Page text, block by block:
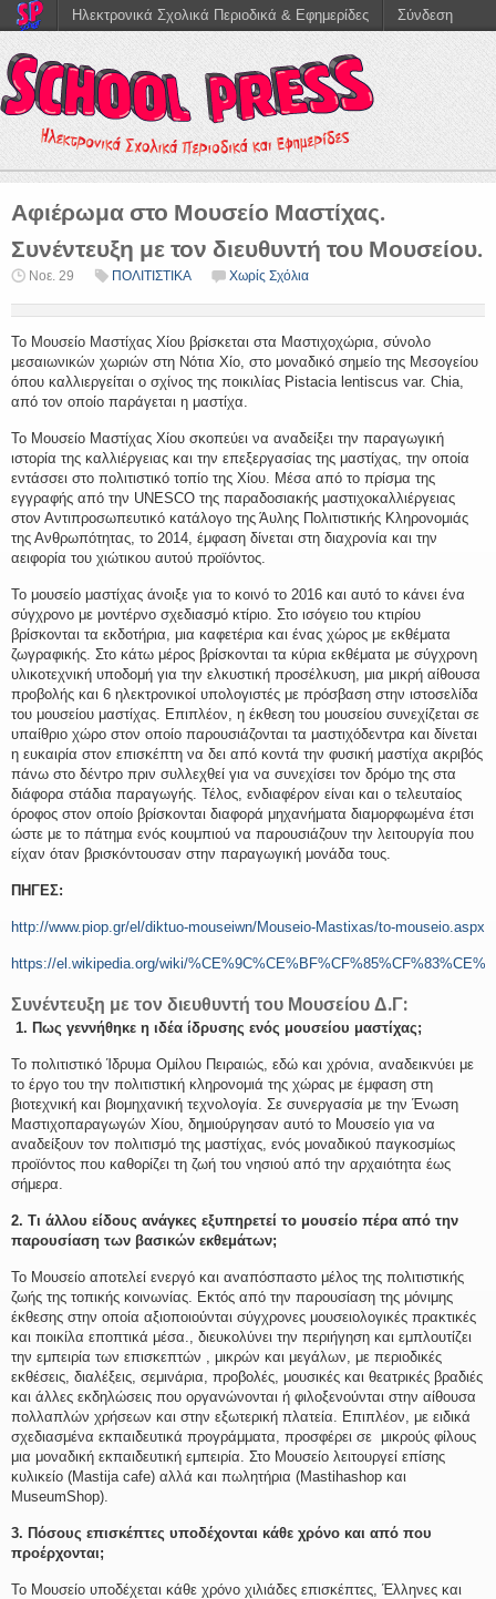
Αφιέρωμα στο Μουσείο Μαστίχας.
Συνέντευξη με τον διευθυντή του Μουσείου.
Νοε. 29 ΠΟΛΙΤΙΣΤΙΚΑ Χωρίς Σχόλια
Το Μουσείο Μαστίχας Χίου βρίσκεται στα Μαστιχοχώρια, σύνολο
μεσαιωνικών χωριών στη Νότια Χίο, στο μοναδικό σημείο της Μεσογείου
όπου καλλιεργείται ο σχίνος της ποικιλίας Pistacia lentiscus var. Chia,
από τον οποίο παράγεται η μαστίχα.
Το Μουσείο Μαστίχας Χίου σκοπεύει να αναδείξει την παραγωγική
ιστορία της καλλιέργειας και την επεξεργασίας της μαστίχας, την οποία
εντάσσει στο πολιτιστικό τοπίο της Χίου. Μέσα από το πρίσμα της
εγγραφής από την UNESCO της παραδοσιακής μαστιχοκαλλιέργειας
στον Αντιπροσωπευτικό κατάλογο της Άυλης Πολιτιστικής Κληρονομιάς
της Ανθρωπότητας, το 2014, έμφαση δίνεται στη διαχρονία και την
αειφορία του χιώτικου αυτού προϊόντος.
Το μουσείο μαστίχας άνοιξε για το κοινό το 2016 και αυτό το κάνει ένα
σύγχρονο με μοντέρνο σχεδιασμό κτίριο. Στο ισόγειο του κτιρίου
βρίσκονται τα εκδοτήρια, μια καφετέρια και ένας χώρος με εκθέματα
ζωγραφικής. Στο κάτω μέρος βρίσκονται τα κύρια εκθέματα με σύγχρονη
υλικοτεχνική υποδομή για την ελκυστική προσέλκυση, μια μικρή αίθουσα
προβολής και 6 ηλεκτρονικοί υπολογιστές με πρόσβαση στην ιστοσελίδα
του μουσείου μαστίχας. Επιπλέον, η έκθεση του μουσείου συνεχίζεται σε
υπαίθριο χώρο στον οποίο παρουσιάζονται τα μαστιχόδεντρα και δίνεται
η ευκαιρία στον επισκέπτη να δει από κοντά την φυσική μαστίχα ακριβός
πάνω στο δέντρο πριν συλλεχθεί για να συνεχίσει τον δρόμο της στα
διάφορα στάδια παραγωγής. Τέλος, ενδιαφέρον είναι και ο τελευταίος
όροφος στον οποίο βρίσκονται διαφορά μηχανήματα διαμορφωμένα έτσι
ώστε με το πάτημα ενός κουμπιού να παρουσιάζουν την λειτουργία που
είχαν όταν βρισκόντουσαν στην παραγωγική μονάδα τους.
ΠΗΓΕΣ:
http://www.piop.gr/el/diktuo-mouseiwn/Mouseio-Mastixas/to-mouseio.aspx
https://el.wikipedia.org/wiki/
Συνέντευξη με τον διευθυντή του Μουσείου Δ.Γ:
1. Πως γεννήθηκε η ιδέα ίδρυσης ενός μουσείου μαστίχας;
Το πολιτιστικό Ίδρυμα Ομίλου Πειραιώς, εδώ και χρόνια, αναδεικνύει με
το έργο του την πολιτιστική κληρονομιά της χώρας με έμφαση στη
βιοτεχνική και βιομηχανική τεχνολογία. Σε συνεργασία με την Ένωση
Μαστιχοπαραγωγών Χίου, δημιούργησαν αυτό το Μουσείο για να
αναδείξουν τον πολιτισμό της μαστίχας, ενός μοναδικού παγκοσμίως
προϊόντος που καθορίζει τη ζωή του νησιού από την αρχαιότητα έως
σήμερα.
2. Τι άλλου είδους ανάγκες εξυπηρετεί το μουσείο πέρα από την
παρουσίαση των βασικών εκθεμάτων;
Το Μουσείο αποτελεί ενεργό και αναπόσπαστο μέλος της πολιτιστικής
ζωής της τοπικής κοινωνίας. Εκτός από την παρουσίαση της μόνιμης
έκθεσης στην οποία αξιοποιούνται σύγχρονες μουσειολογικές πρακτικές
και ποικίλα εποπτικά μέσα., διευκολύνει την περιήγηση και εμπλουτίζει
την εμπειρία των επισκεπτών , μικρών και μεγάλων, με περιοδικές
εκθέσεις, διαλέξεις, σεμινάρια, προβολές, μουσικές και θεατρικές βραδιές
και άλλες εκδηλώσεις που οργανώνονται ή φιλοξενούνται στην αίθουσα
πολλαπλών χρήσεων και στην εξωτερική πλατεία. Επιπλέον, με ειδικά
σχεδιασμένα εκπαιδευτικά προγράμματα, προσφέρει σε μικρούς φίλους
μια μοναδική εκπαιδευτική εμπειρία. Στο Μουσείο λειτουργεί επίσης
κυλικείο (Mastija cafe) αλλά και πωλητήρια (Mastihashop και
MuseumShop).
3. Πόσους επισκέπτες υποδέχονται κάθε χρόνο και από που
προέρχονται;
Το Μουσείο υποδέχεται κάθε χρόνο χιλιάδες επισκέπτες, Έλληνες και
Ηλεκτρονικά Σχολικά Περιοδικά & Εφημερίδες Σύνδεση